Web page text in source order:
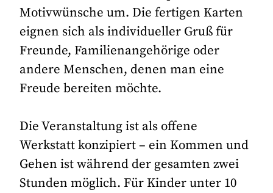
Motivwünsche um. Die fertigen Karten
eignen sich als individueller Gruß für
Freunde, Familienangehörige oder
andere Menschen, denen man eine
Freude bereiten möchte.
Die Veranstaltung ist als offene
Werkstatt konzipiert – ein Kommen und
Gehen ist während der gesamten zwei
Stunden möglich. Für Kinder unter 10